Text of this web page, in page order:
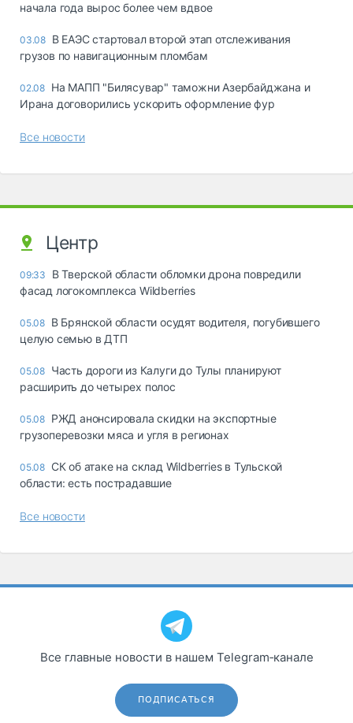
начала года вырос более чем вдвое
03.08 В ЕАЭС стартовал второй этап отслеживания
грузов по навигационным пломбам
02.08 На МАПП "Билясувар" таможни Азербайджана и
Ирана договорились ускорить оформление фур
Все новости
Центр
09:33
В Тверской области обломки дрона повредили
фасад логокомплекса Wildberries
05.08 В Брянской области осудят водителя, погубившего
целую семью в ДТП
05.08 Часть дороги из Калуги до Тулы планируют
расширить до четырех полос
05.08 РЖД анонсировала скидки на экспортные
грузоперевозки мяса и угля в регионах
05.08 СК об атаке на склад Wildberries в Тульской
области: есть пострадавшие
Все новости
Все главные новости в нашем Telegram‑канале
ПОДПИСАТЬСЯ